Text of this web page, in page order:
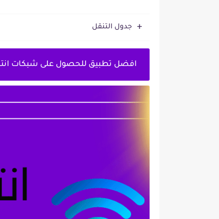
جدول التنقل
افضل تطبيق للحصول على شبكات